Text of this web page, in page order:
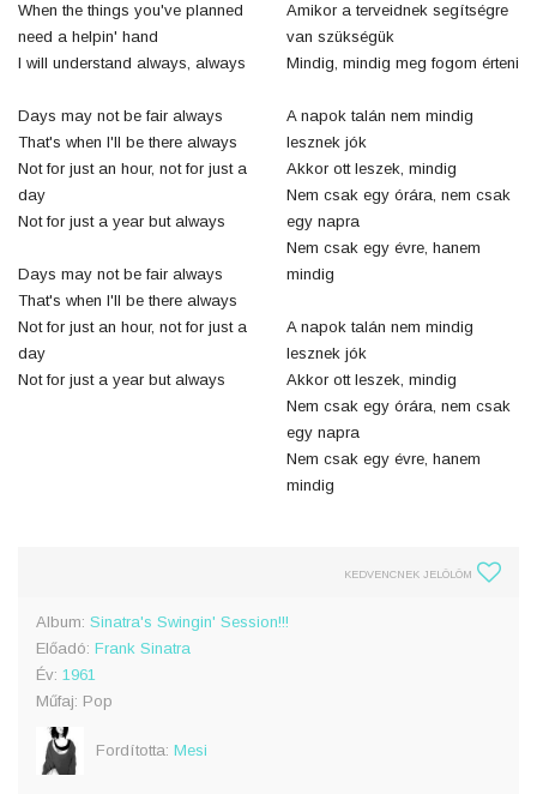
When the things you've planned
need a helpin' hand
I will understand always, always
Days may not be fair always
That's when I'll be there always
Not for just an hour, not for just a
day
Not for just a year but always
Days may not be fair always
That's when I'll be there always
Not for just an hour, not for just a
day
Not for just a year but always
Amikor a terveidnek segítségre
van szükségük
Mindig, mindig meg fogom érteni
A napok talán nem mindig
lesznek jók
Akkor ott leszek, mindig
Nem csak egy órára, nem csak
egy napra
Nem csak egy évre, hanem
mindig
A napok talán nem mindig
lesznek jók
Akkor ott leszek, mindig
Nem csak egy órára, nem csak
egy napra
Nem csak egy évre, hanem
mindig
KEDVENCNEK JELÖLÖM
Album: Sinatra's Swingin' Session!!!
Előadó: Frank Sinatra
Év: 1961
Műfaj: Pop
Fordította: Mesi